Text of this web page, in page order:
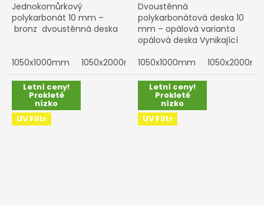
Jednokomůrkový
polykarbonát 10 mm –
bronz dvoustěnná deska
1050x1000mm 1050x2000mm 1050x3000mm
Dvoustěnná
polykarbonátová deska 10
mm – opálová varianta
opálová deska Vynikající
vzhled. Dodáváme Exolon®
a MULTICLEAR® (Arla Plast) s
pětistěnnou...
1050x1000mm
Letní ceny!
Prokletě
nízko
UV Filtr
Letní ceny!
Prokletě
nízko
UV Filtr